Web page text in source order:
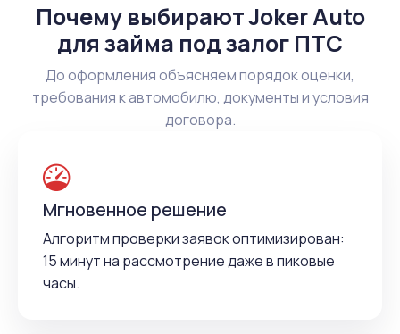
Почему выбирают Joker Auto
для займа под залог ПТС
До оформления объясняем порядок оценки,
требования к автомобилю, документы и условия
договора.
Мгновенное решение
Алгоритм проверки заявок оптимизирован:
15 минут на рассмотрение даже в пиковые
часы.